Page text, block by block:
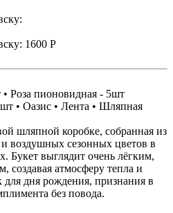
1600 Р
Роза пионовидная - 5шт
• Оазис • Лента • Шляпная
шляпной коробке, собранная из
воздушных сезонных цветов в
Букет выглядит очень лёгким,
атмосферу тепла и
дня рождения, признания в
без повода.